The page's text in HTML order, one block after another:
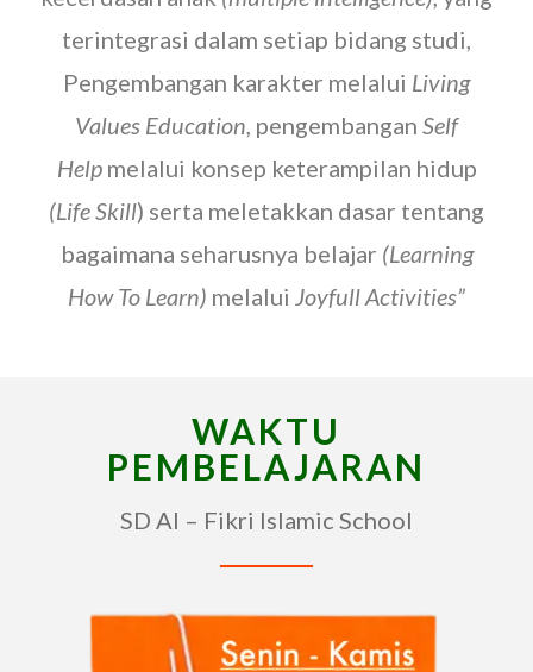
terintegrasi dalam setiap bidang studi,
Pengembangan karakter melalui Living
Values Education, pengembangan Self
Help melalui konsep keterampilan hidup
(Life Skill) serta meletakkan dasar tentang
bagaimana seharusnya belajar (Learning
How To Learn) melalui Joyfull Activities”
WAKTU
PEMBELAJARAN
SD Al – Fikri Islamic School